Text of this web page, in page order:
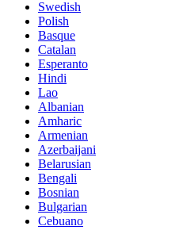
Swedish
Polish
Basque
Catalan
Esperanto
Hindi
Lao
Albanian
Amharic
Armenian
Azerbaijani
Belarusian
Bengali
Bosnian
Bulgarian
Cebuano